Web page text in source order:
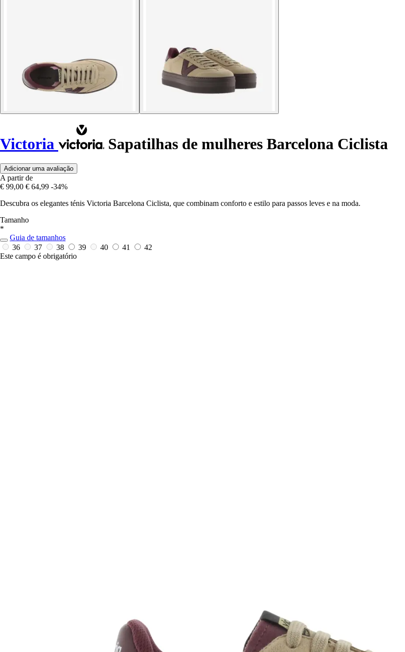
Victoria Sapatilhas de mulheres Barcelona Ciclista
Adicionar uma avaliação
A partir de
€ 99,00 € 64,99 -34%
Descubra os elegantes ténis Victoria Barcelona Ciclista, que combinam conforto e estilo para passos leves e na moda.
Tamanho
*
Guia de tamanhos
36
37 38 39 40 41
42
Este campo é obrigatório